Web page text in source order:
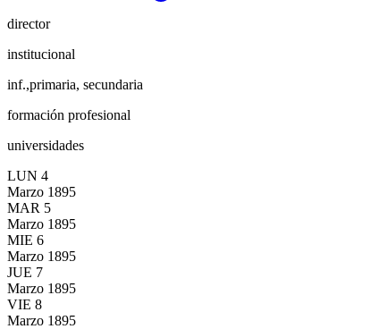
director
institucional
inf.,primaria, secundaria
formación profesional
universidades
LUN 4
Marzo 1895
MAR 5
Marzo 1895
MIE 6
Marzo 1895
JUE 7
Marzo 1895
VIE 8
Marzo 1895